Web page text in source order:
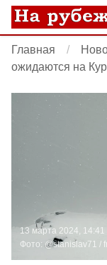
Главная
ожидаются на
13 марта 2024, 14:41
Фото: @stanislav71 /